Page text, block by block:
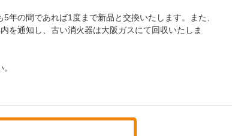
年の間であれば1度まで新品と交換いたします。また、
を通知し、古い消火器は大阪ガスにて回収いたしま